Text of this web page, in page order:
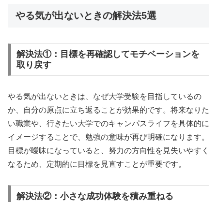
やる気が出ないときの解決法5選
解決法①：目標を再確認してモチベーションを
取り戻す
やる気が出ないときは、なぜ大学受験を目指しているの
か、自分の原点に立ち返ることが効果的です。将来なりた
い職業や、行きたい大学でのキャンパスライフを具体的に
イメージすることで、勉強の意味が再び明確になります。
目標が曖昧になっていると、努力の方向性を見失いやすく
なるため、定期的に目標を見直すことが重要です。
解決法②：小さな成功体験を積み重ねる